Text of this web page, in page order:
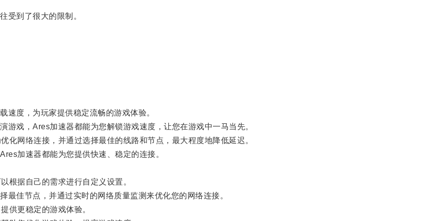
到了很大的限制。
度，为玩家提供稳定流畅的游戏体验。
戏，Ares加速器都能为您解锁游戏速度，让您在游戏中一马当先。
网络连接，并通过选择最佳的线路和节点，最大程度地降低延迟。
加速器都能为您提供快速、稳定的连接。
据自己的需求进行自定义设置。
佳节点，并通过实时的网络质量监测来优化您的网络连接。
更稳定的游戏体验。